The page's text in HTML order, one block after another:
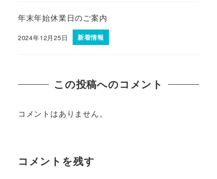
年末年始休業日のご案内
2024年12月25日 新着情報
この投稿へのコメント
コメントはありません。
コメントを残す